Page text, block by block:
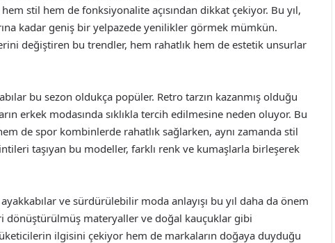
hem stil hem de fonksiyonalite açısından dikkat çekiyor. Bu yıl,
kadar geniş bir yelpazede yenilikler görmek mümkün.
değiştiren bu trendler, hem rahatlık hem de estetik unsurlar
bu sezon oldukça popüler. Retro tarzın kazanmış olduğu
erkek modasında sıklıkla tercih edilmesine neden oluyor. Bu
de spor kombinlerde rahatlık sağlarken, aynı zamanda stil
taşıyan bu modeller, farklı renk ve kumaşlarla birleşerek
ve sürdürülebilir moda anlayışı bu yıl daha da önem
dönüştürülmüş materyaller ve doğal kauçuklar gibi
ilgisini çekiyor hem de markaların doğaya duyduğu